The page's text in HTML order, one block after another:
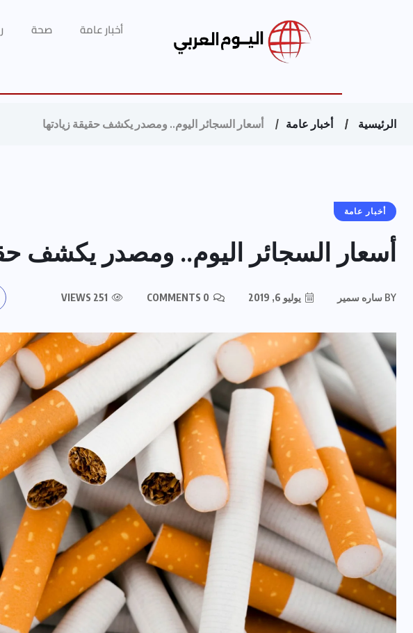
أخبار عامة صحة
الرئيسية أخبار عامة أسعار السجائر اليوم.. ومصدر يكشف حقيقة زيادتها
أخبار عامة
أسعار السجائر اليوم.. ومصدر يكشف
BY ساره سمير يوليو 6, 2019